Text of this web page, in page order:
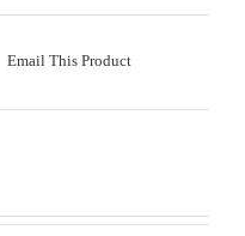
Email This Product